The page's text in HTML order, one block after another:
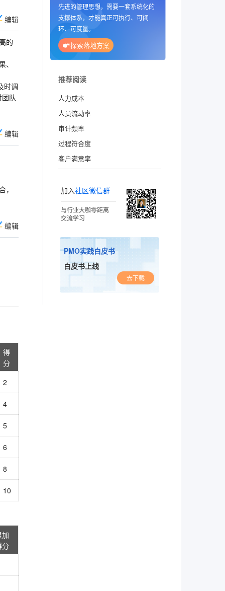
编辑
的
时调
队
编辑
编辑
得
分
2
4
5
6
8
10
先进的管理思想，需要一套系统化的
支撑体系，才能真正可执行、可闭
环、可度量。
探索落地方案
推荐阅读
人力成本
人员流动率
审计频率
过程符合度
客户满意率
加入社区微信群
与行业大咖零距离
交流学习
PMO实践白皮书
白皮书上线
去下载